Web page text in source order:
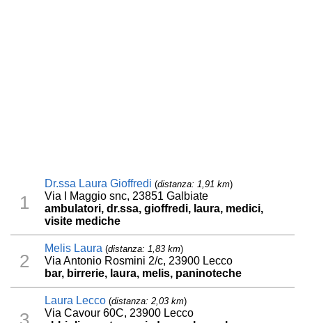
1
Dr.ssa Laura Gioffredi (distanza: 1,91 km)
Via I Maggio snc, 23851 Galbiate
ambulatori, dr.ssa, gioffredi, laura, medici,
visite mediche
2
Melis Laura (distanza: 1,83 km)
Via Antonio Rosmini 2/c, 23900 Lecco
bar, birrerie, laura, melis, paninoteche
Laura Lecco (distanza: 2,03 km)
Via Cavour 60C, 23900 Lecco